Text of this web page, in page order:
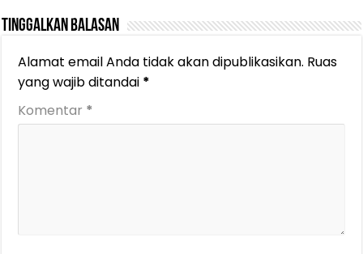
Tinggalkan Balasan
Alamat email Anda tidak akan dipublikasikan. Ruas
yang wajib ditandai *
Komentar *